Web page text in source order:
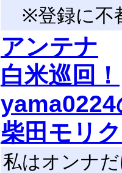
※登録に不
アンテナ
白米巡回！
柴田モリ
私はオンナ